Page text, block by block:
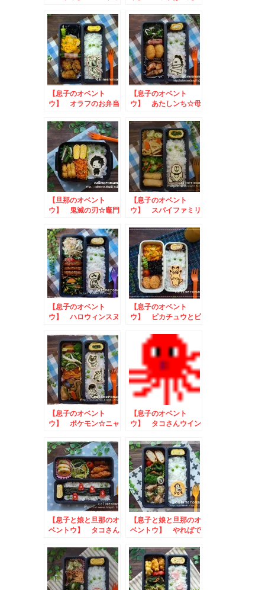
【息子のオベント
ウ】 オラフのお弁当
【息子のオベント
ウ】 あたしンち☆母
【旦那のオベント
ウ】 鬼滅の刃☆竈門
【息子のオベント
ウ】 スパイファミリ
【息子のオベント
ウ】 ハロウィンスヌ
【息子のオベント
ウ】 ピカチュウとピ
【息子のオベント
ウ】 ポケモン☆ニャ
ッス
【息子のオベント
ウ】 タコさんウイン
【息子と娘と旦那のオ
ベントウ】 タコさん
【息子と娘と旦那のオ
ベントウ】 やればで